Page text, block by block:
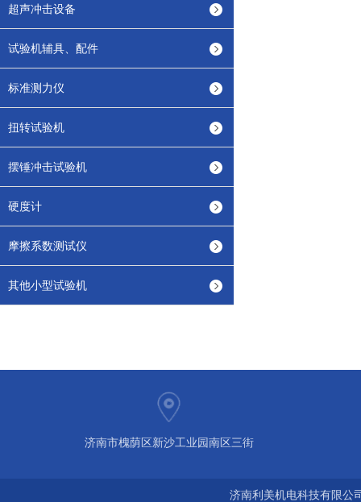
超声冲击设备
试验机辅具、配件
标准测力仪
扭转试验机
摆锤冲击试验机
硬度计
摩擦系数测试仪
其他小型试验机
济南市槐荫区新沙工业园南区三街
济南利美机电科技有限